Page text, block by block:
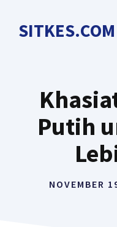
SITKES.COM
Putih
NOVEMBER